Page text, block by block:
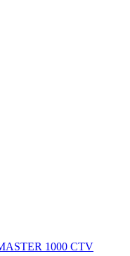
1000 CTV